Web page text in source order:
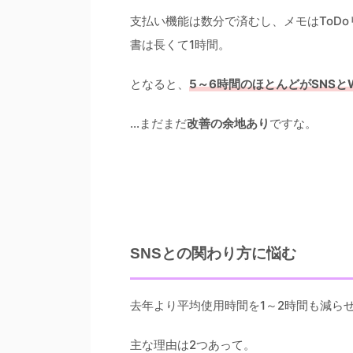
支払い機能は数分で済むし、メモは
書は長くて1時間。
となると、 5～6時間のほとんどがSNSと
…まだまだ改善の余地あり ですな。
SNSとの関わり方に悩む
去年より平均使用時間を1～2時間も減ら
主な理由は2つあって。